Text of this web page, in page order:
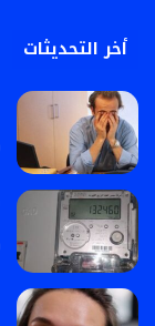
أخر التحديثات